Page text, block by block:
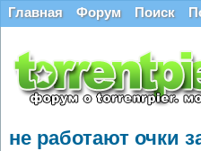
Главная Форум Поиск
не работают очки